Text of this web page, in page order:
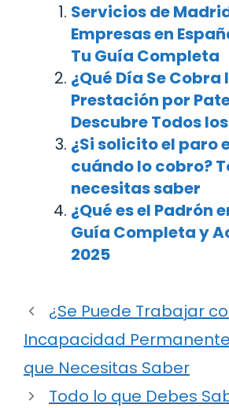
Servicios de
Empresas en
Tu Guía Completa
¿Qué Día Se Cobra
Prestación por
Descubre Todos
¿Si solicito el paro
cuándo lo cobro?
necesitas saber
¿Qué es el Padrón
Guía Completa y
2025
¿Se Puede Trabajar
Incapacidad
que Necesitas Saber
Todo lo que Debes